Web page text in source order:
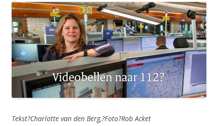
Tekst?Charlotte van den Berg,?Foto?Rob Acket